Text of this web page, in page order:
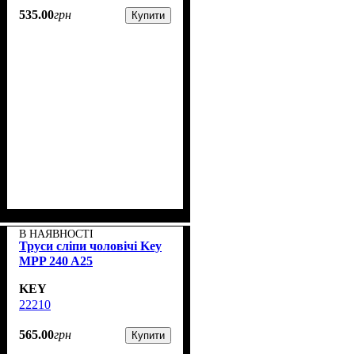
535.00грн Купити
В НАЯВНОСТІ
Труси сліпи чоловічі Key
MPP 240 A25
KEY
22210
565.00грн Купити